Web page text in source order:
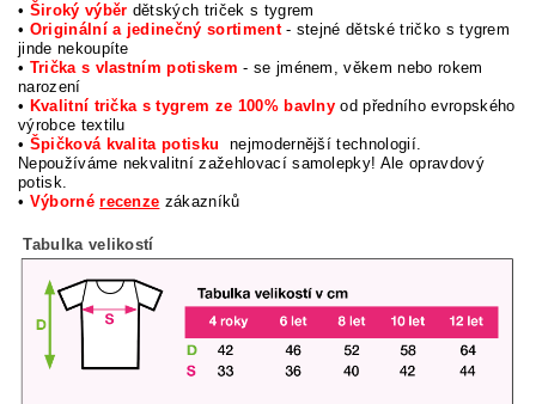
• Široký výběr dětských triček s tygrem
• Originální a jedinečný sortiment- stejné dětské tričko s tygrem
jinde nekoupíte
• Trička s vlastním potiskem- se jménem, věkem nebo rokem
narození
• Kvalitní trička s tygrem ze 100% bavlny od předního evropského
výrobce textilu
• Špičková kvalita potisku
nejmodernější technologií.
Nepoužíváme nekvalitní zažehlovací samolepky! Ale opravdový
potisk.
• Výbornérecenze zákazníků
Tabulka velikostí